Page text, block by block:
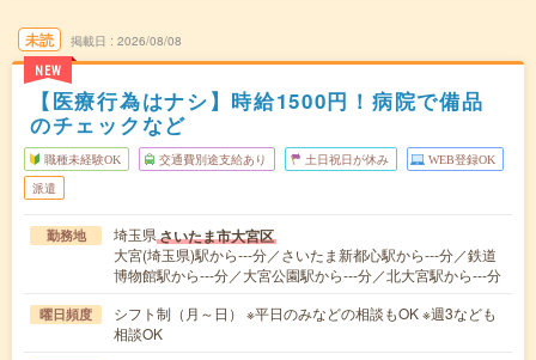
未読
NEW
掲載日 2026/08/08
【医療行為はナシ】時給1500円！病院で備品
のチェックなど
職種未経験OK 交通費別途支給あり 土日祝日が休み WEB登録OK
派遣
勤務地 埼玉県さいたま市大宮区
大宮(埼玉県)駅から---分／さいたま新都心駅から---分／鉄道
博物館駅から---分／大宮公園駅から---分／北大宮駅から---分
曜日頻度
シフト制（月～日） ※平日のみなどの相談もOK ※週3なども
相談OK